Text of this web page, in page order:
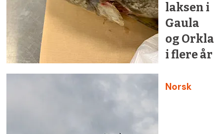
laksen i
Gaula
og Orkla
i flere år
Norsk